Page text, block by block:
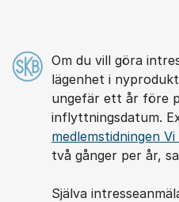
Om du vill göra
lägenhet i
ungefär ett år före
inflyttningsdatum.
medlemstidningen Vi
två gånger per år,
Själva